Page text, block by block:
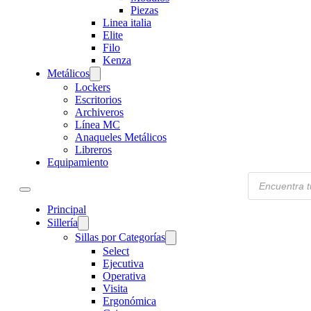
Piezas
Linea italia
Elite
Filo
Kenza
Metálicos
Lockers
Escritorios
Archiveros
Línea MC
Anaqueles Metálicos
Libreros
Equipamiento
Principal
Sillería
Sillas por Categorías
Select
Ejecutiva
Operativa
Visita
Ergonómica
Products
search